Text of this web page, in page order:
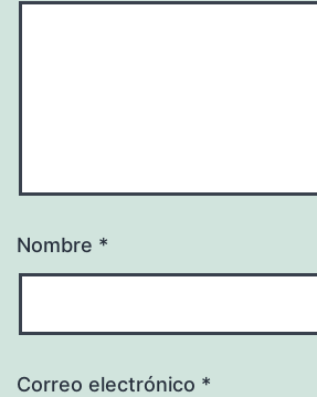
Nombre *
Correo electrónico *